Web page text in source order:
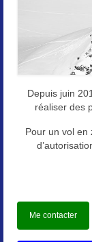
Depuis juin
réaliser des
Pour un vol
Me contacter